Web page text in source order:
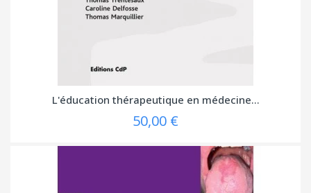
L'éducation thérapeutique en médecine...
50,00 €